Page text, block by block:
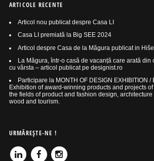
ARTICOLE RECENTE
Articol nou publicat despre Casa LI
Casa LI premiată la Big SEE 2024
Articol despre Casa de la Măgura publicat in
La Măgura, într-o casă de vacanță care arată din
cu vârsta – articol publicat pe designist.ro
Participare la MONTH OF DESIGN EXHIBITION /
Exhibition of award-winning products and projects
the fields of product and fashion design,
wood and tourism.
URMĂREŞTE-NE !
LINKEDINFACEBOOKINSTAGRAM